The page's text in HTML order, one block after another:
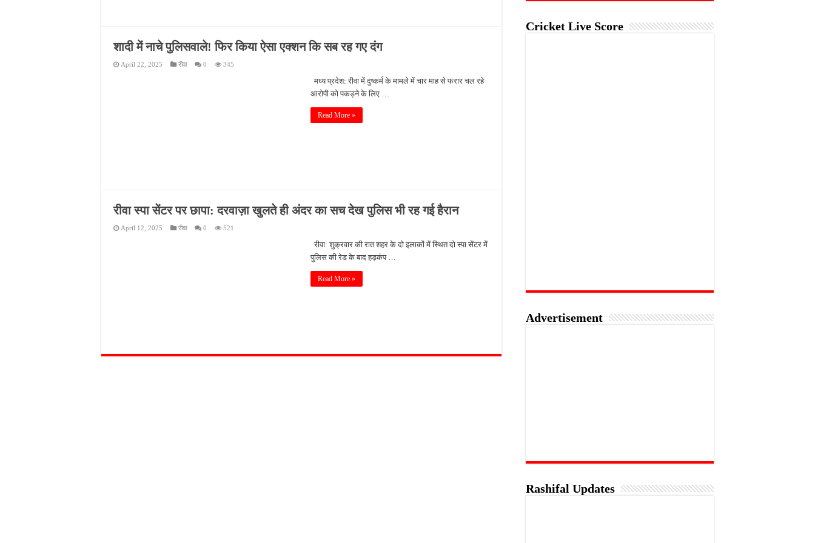
शादी में नाचे पुलिसवाले! फिर किया ऐसा एक्शन कि सब रह गए दंग
April 22, 2025 रीवा 0 345
मध्य प्रदेश: रीवा में दुष्कर्म के मामले में चार माह से फरार चल रहे
आरोपी को पकड़ने के लिए …
Read More »
रीवा स्पा सेंटर पर छापा: दरवाज़ा खुलते ही अंदर का सच देख पुलिस भी रह गई हैरान
April 12, 2025 रीवा 0 521
रीवा: शुक्रवार की रात शहर के दो इलाकों में स्थित दो स्पा सेंटर में
पुलिस की रेड के बाद हड़कंप …
Read More »
Cricket Live Score
Advertisement
Rashifal Updates